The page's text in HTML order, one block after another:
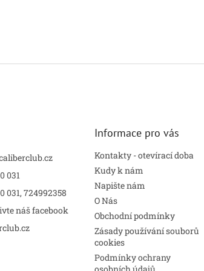
031
031, 724992358
náš facebook
Informace pro vás
Kontakty - otevírací doba
Kudy k nám
Napište nám
O Nás
Obchodní podmínky
Zásady používání souborů
cookies
Podmínky ochrany